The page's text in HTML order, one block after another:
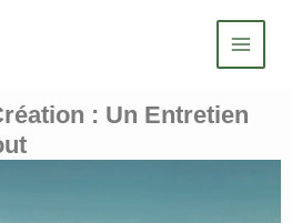
Main
Menu
: Un Entretien